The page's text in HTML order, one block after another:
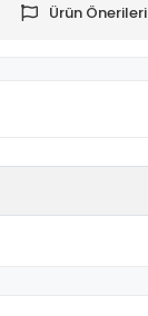
Ürün Önerileri